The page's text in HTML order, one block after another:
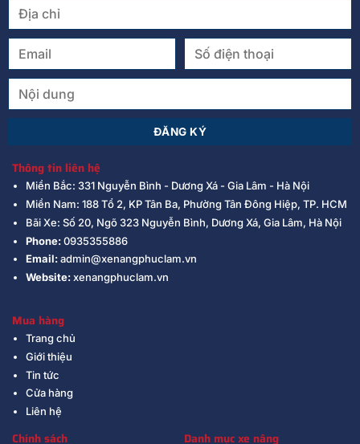
Thông tin liên hệ
Miền Bắc: 331 Nguyễn Bình - Dương Xá - Gia Lâm - Hà Nội
Miền Nam: 188 Tổ 2, KP Tân Ba, Phường Tân Đông Hiệp, TP. HCM
Bãi Xe: Số 20, Ngõ 323 Nguyễn Bình, Dương Xá, Gia Lâm, Hà Nội
Phone:0935355886
Email:admin@xenangphuclam.vn
Website:xenangphuclam.vn
Mua hàng
Trang chủ
Giới thiệu
Tin tức
Cửa hàng
Liên hệ
Chính sách Danh mục xe nâng